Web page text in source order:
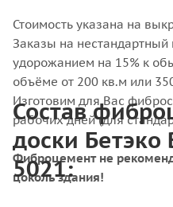
Стоимость указана на
Заказы на
удорожанием на 15% к
объёме от 200 кв.м или
Изготовим для Вас
рабочих дней (для
Фиброцемент не
цоколь здания!
Состав
доски Бетэко
5021: